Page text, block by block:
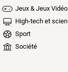
Jeux & Jeux Vidéo
High-tech et sciences
Sport
Société